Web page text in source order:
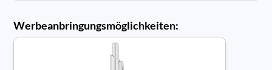
Werbeanbringungsmöglichkeiten: